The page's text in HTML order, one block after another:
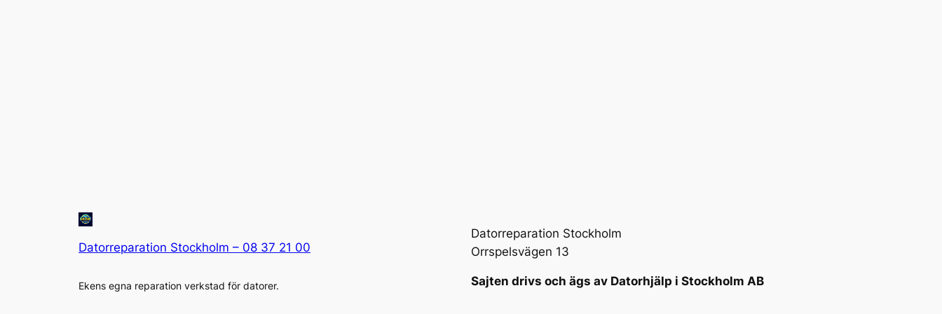
Datorreparation Stockholm – 08 37 21 00
Ekens egna reparation verkstad för datorer.
Datorreparation Stockholm
Orrspelsvägen 13
Sajten drivs och ägs av Datorhjälp i Stockholm AB